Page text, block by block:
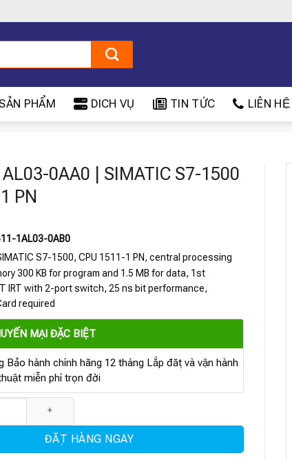
SẢN PHẨM DICH VỤ TIN TỨC LIÊN HỆ
0AA0 | SIMATIC S7-1500
PN
1AL03-0AB0
S7-1500, CPU 1511-1 PN, central processing
300 KB for program and 1.5 MB for data, 1st
IRT with 2-port switch, 25 ns bit performance,
required
MẠI ĐẶC BIỆT
Bảo hành chính hãng 12 tháng Lắp đặt và vận hành
miễn phí trọn đời
ĐẶT HÀNG NGAY